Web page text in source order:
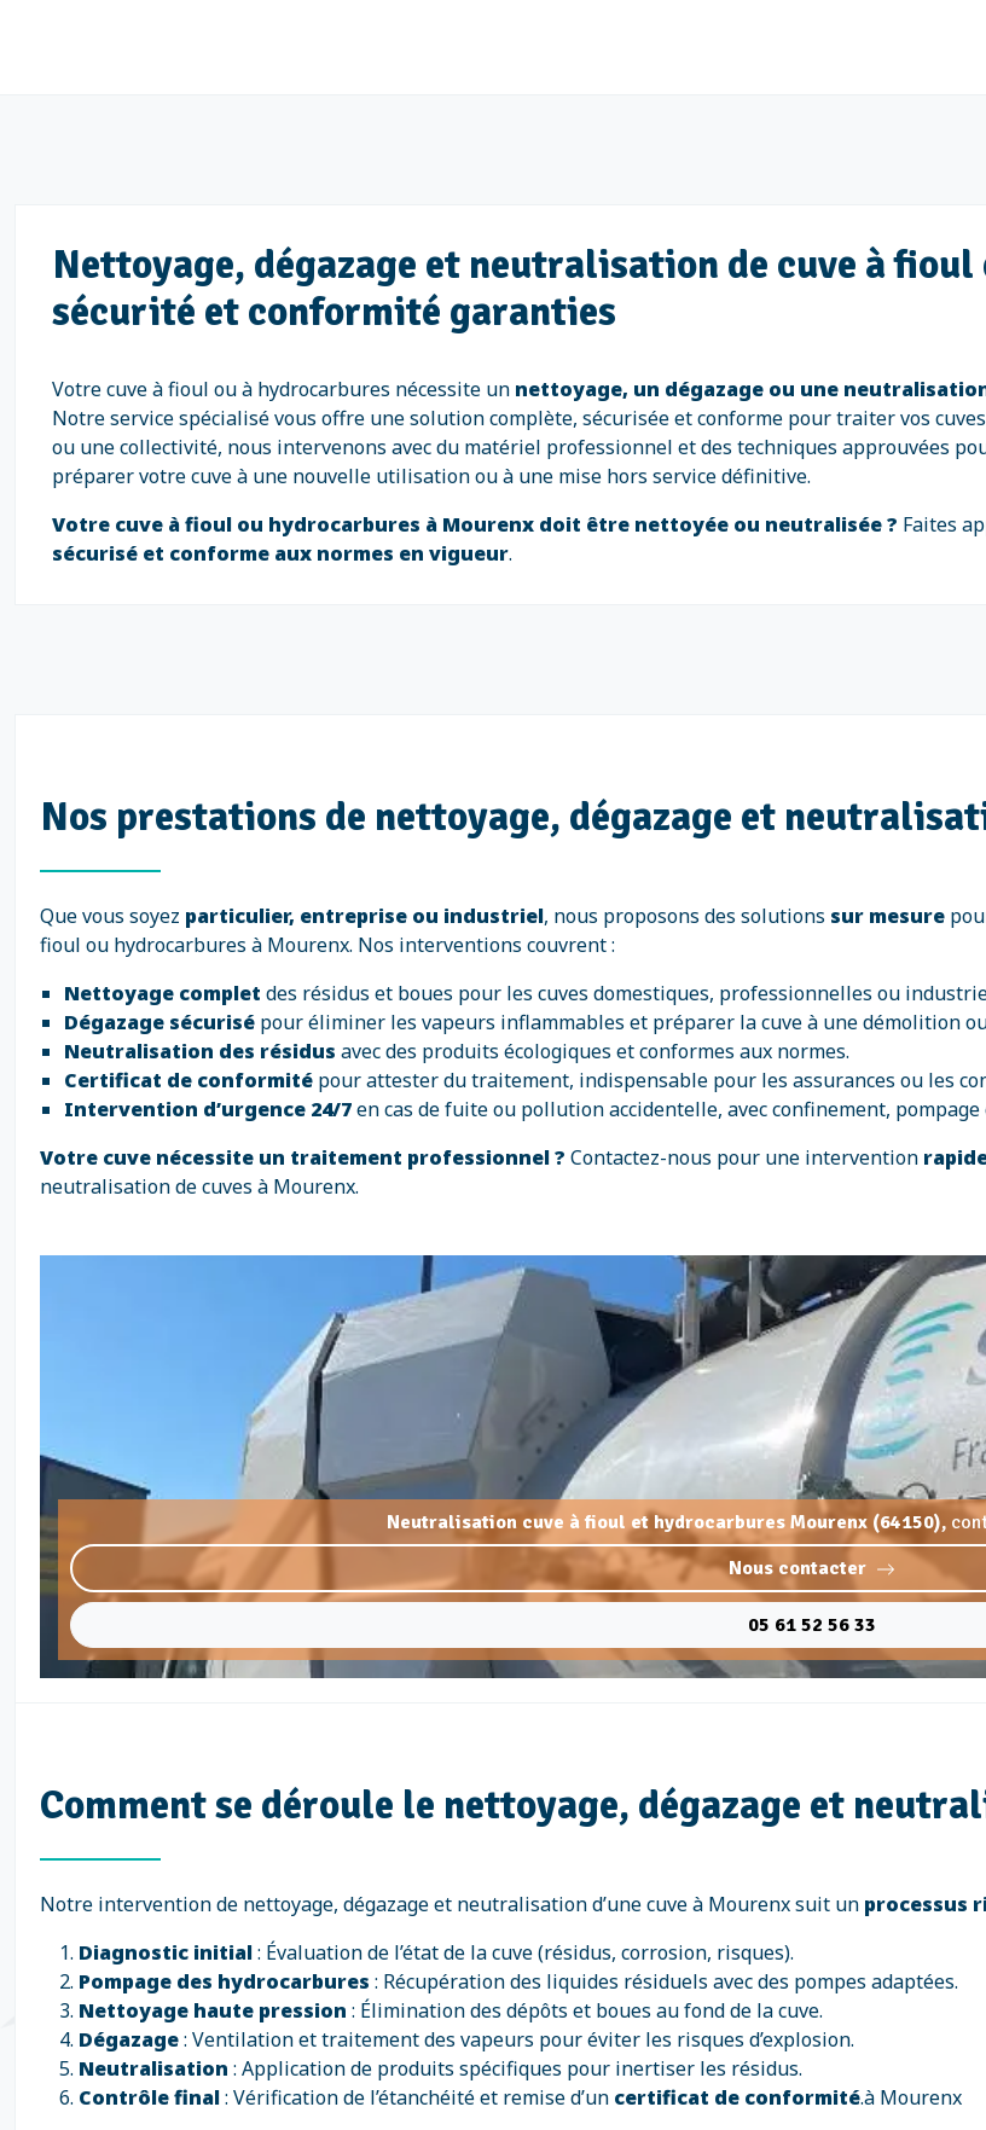
Nettoyage, dégazage et neutralisation de cuve à
sécurité et conformité garanties
Votre cuve à fioul ou à hydrocarbures nécessite un nettoyage, un dégazage ou une
Notre service spécialisé vous offre une solution complète, sécurisée et conforme pour traiter vos
ou une collectivité, nous intervenons avec du matériel professionnel et des techniques approuvées
préparer votre cuve à une nouvelle utilisation ou à une mise hors service définitive.
Votre cuve à fioul ou hydrocarbures à Mourenx doit être nettoyée ou neutralisée ? Faites
sécurisé et conforme aux normes en vigueur.
Nos prestations de nettoyage, dégazage et
Que vous soyez particulier, entreprise ou industriel, nous proposons des solutions sur mesure
fioul ou hydrocarbures à Mourenx. Nos interventions couvrent :
Nettoyage complet des résidus et boues pour les cuves domestiques, professionnelles ou
Dégazage sécurisé pour éliminer les vapeurs inflammables et préparer la cuve à une démolition
Neutralisation des résidus avec des produits écologiques et conformes aux normes.
Certificat de conformité pour attester du traitement, indispensable pour les assurances ou les
Intervention d’urgence 24/7en cas de fuite ou pollution accidentelle, avec confinement,
Votre cuve nécessite un traitement professionnel ? Contactez-nous pour une intervention
neutralisation de cuves à Mourenx.
Neutralisation cuve à fioul et hydrocarbures Mourenx (64150),
Nous contacter
05 61 52 56 33
Comment se déroule le nettoyage, dégazage et
Notre intervention de nettoyage, dégazage et neutralisation d’une cuve à Mourenx suit un processus
Diagnostic initial: Évaluation de l’état de la cuve (résidus, corrosion, risques).
Pompage des hydrocarbures : Récupération des liquides résiduels avec des pompes adaptées.
Nettoyage haute pression : Élimination des dépôts et boues au fond de la cuve.
Dégazage: Ventilation et traitement des vapeurs pour éviter les risques d’explosion.
Neutralisation : Application de produits spécifiques pour inertiser les résidus.
Contrôle final: Vérification de l’étanchéité et remise d’un certificat de conformité.à Mourenx